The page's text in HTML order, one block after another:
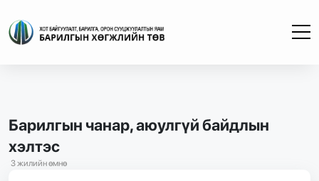
Барилгын чанар, аюулгүй байдлын
хэлтэс
3 жилийн өмнө